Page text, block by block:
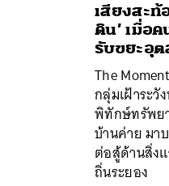
เสียงสะท้
ดิน’ เมื่อ
รับขยะอุ
The
กลุ่มเฝ้าระวั
พิทักษ์ทรัพย
บ้านค่าย มา
ต่อสู้ด้านสิ่ง
ถิ่นระยอง